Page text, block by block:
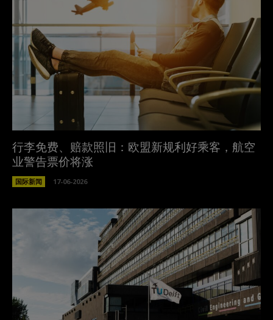
行李免费、赔款照旧：欧盟新规利好乘客，航空
业警告票价将涨
国际新闻 17-06-2026